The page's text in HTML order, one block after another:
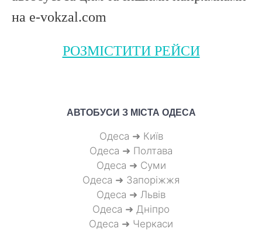
на e-vokzal.com
РОЗМІСТИТИ РЕЙСИ
АВТОБУСИ З МІСТА ОДЕСА
Одеса ➜ Київ
Одеса ➜ Полтава
Одеса ➜ Суми
Одеса ➜ Запоріжжя
Одеса ➜ Львів
Одеса ➜ Дніпро
Одеса ➜ Черкаси